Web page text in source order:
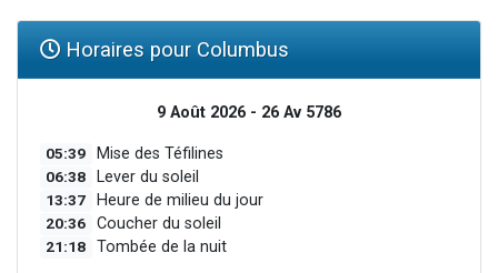
Horaires pour Columbus
9 Août 2026 - 26 Av 5786
05:39 Mise des Téfilines
06:38 Lever du soleil
13:37 Heure de milieu du jour
20:36 Coucher du soleil
21:18 Tombée de la nuit